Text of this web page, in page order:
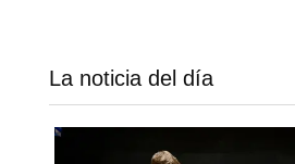
La noticia del día